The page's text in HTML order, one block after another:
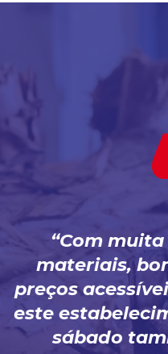
Com
materiais,
preços
este
sábado